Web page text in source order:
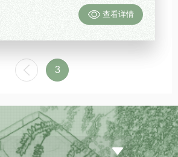
查看详情
3